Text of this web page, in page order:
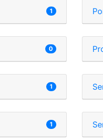
1
0
1
1